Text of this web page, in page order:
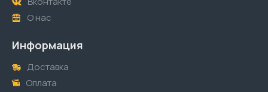
О нас
Информация
Доставка
Оплата